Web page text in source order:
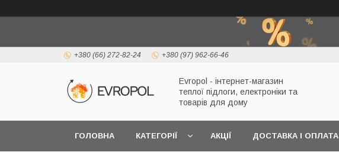
+380 (66) 272-82-24 +380 (97) 962-66-46
Evropol - інтернет-магазин
теплої підлоги, електроніки та
товарів для дому
ГОЛОВНА КАТЕГОРІЇ АКЦІЇ ДОСТАВКА І ОПЛАТА